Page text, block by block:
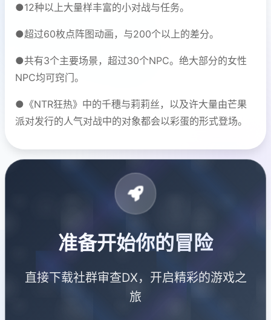
●12种以上大量样丰富的小对战与任务。
●超过60枚点阵图动画，与200个以上的差分。
●共有3个主要场景，超过30个NPC。绝大部分的女性
NPC均可窍门。
●《NTR狂热》中的千穗与莉莉丝，以及许大量由芒果
派对发行的人气对战中的对象都会以彩蛋的形式登场。
准备开始你的冒险
直接下载社群审查DX，开启精彩的游戏之
旅